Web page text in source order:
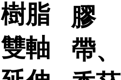
樹脂
雙軸
膠
帶、